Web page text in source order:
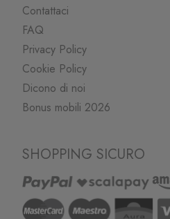
Contattaci
FAQ
Privacy Policy
Cookie Policy
Dicono di noi
Bonus mobili 2026
SHOPPING SICURO